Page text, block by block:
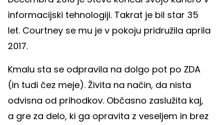
informacijski tehnologiji. Takrat je bil star 35
let. Courtney se mu je v pokoju pridružila aprila
2017.
Kmalu sta se odpravila na dolgo pot po ZDA
(in tudi čez meje). Živita na način, da nista
odvisna od prihodkov. Občasno zaslužita kaj,
a gre za delo, ki ga opravita z veseljem in brez